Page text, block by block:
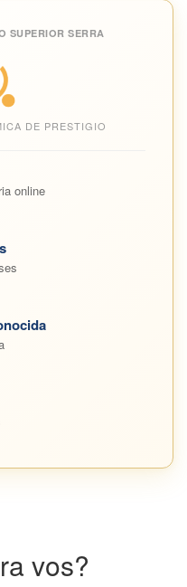
SUPERIOR SERRA
DE PRESTIGIO
online
vos?